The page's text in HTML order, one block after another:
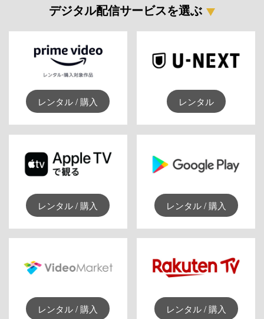
デジタル配信サービスを選ぶ
レンタル / 購入 レンタル
レンタル / 購入 レンタル / 購入
レンタル / 購入 レンタル / 購入